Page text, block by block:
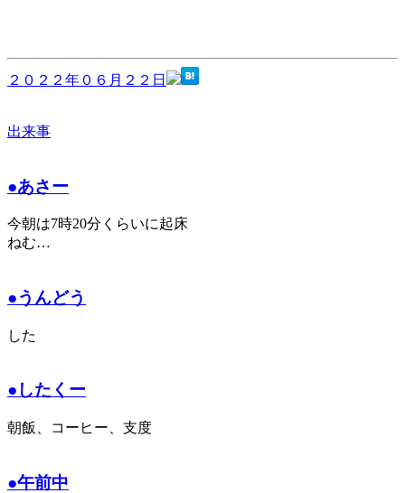
２０２２年０６月２２日
出来事
●あさー
今朝は7時20分くらいに起床
ねむ…
●うんどう
した
●したくー
朝飯、コーヒー、支度
●午前中